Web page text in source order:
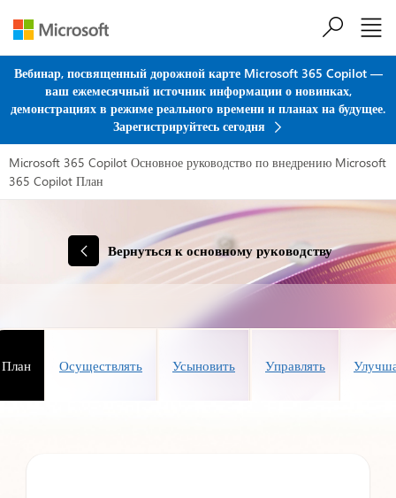
Перейти к основному содержанию
Вебинар, посвященный дорожной карте Microsoft 365 Copilot —
ваш ежемесячный источник информации о новинках,
демонстрациях в режиме реального времени и планах на будущее.
Зарегистрируйтесь сегодня
Microsoft 365 Copilot Основное руководство по внедрению Microsoft
365 Copilot План
Вернуться к основному руководству
План Осуществлять Усыновить Управлять